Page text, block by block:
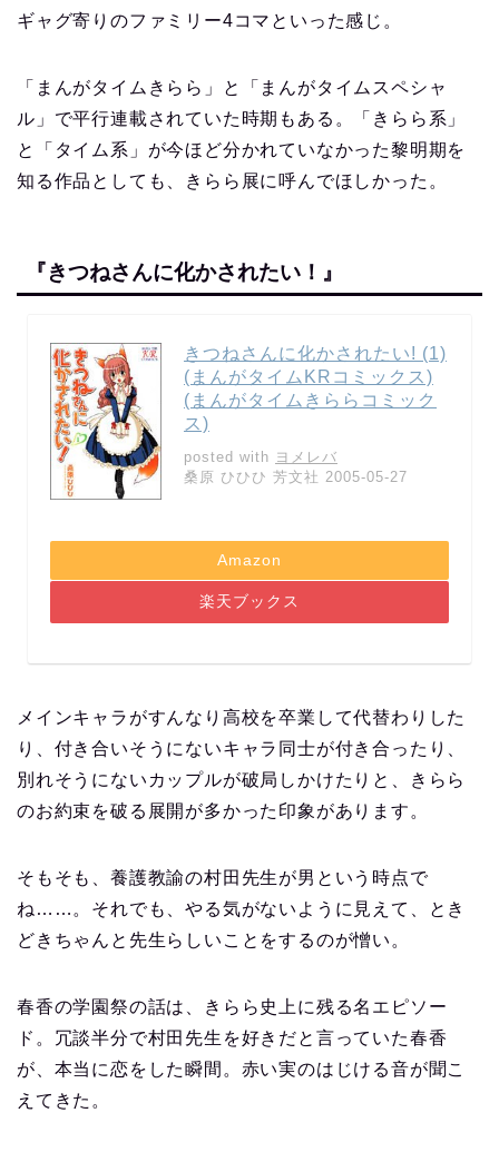
ギャグ寄りのファミリー4コマといった感じ。
「まんがタイムきらら」と「まんがタイムスペシャ
ル」で平行連載されていた時期もある。「きらら系」
と「タイム系」が今ほど分かれていなかった黎明期を
知る作品としても、きらら展に呼んでほしかった。
『きつねさんに化かされたい！』
きつねさんに化かされたい! (1)
(まんがタイムKRコミックス)
(まんがタイムきららコミック
ス)
posted with ヨメレバ
桑原 ひひひ 芳文社 2005-05-27
Amazon
楽天ブックス
メインキャラがすんなり高校を卒業して代替わりした
り、付き合いそうにないキャラ同士が付き合ったり、
別れそうにないカップルが破局しかけたりと、きらら
のお約束を破る展開が多かった印象があります。
そもそも、養護教諭の村田先生が男という時点で
ね……。それでも、やる気がないように見えて、とき
どきちゃんと先生らしいことをするのが憎い。
春香の学園祭の話は、きらら史上に残る名エピソー
ド。冗談半分で村田先生を好きだと言っていた春香
が、本当に恋をした瞬間。赤い実のはじける音が聞こ
えてきた。